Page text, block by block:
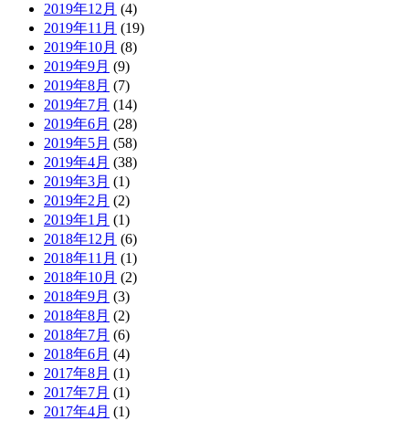
2019年12月 (4)
2019年11月 (19)
2019年10月 (8)
2019年9月 (9)
2019年8月 (7)
2019年7月 (14)
2019年6月 (28)
2019年5月 (58)
2019年4月 (38)
2019年3月 (1)
2019年2月 (2)
2019年1月 (1)
2018年12月 (6)
2018年11月 (1)
2018年10月 (2)
2018年9月 (3)
2018年8月 (2)
2018年7月 (6)
2018年6月 (4)
2017年8月 (1)
2017年7月 (1)
2017年4月 (1)